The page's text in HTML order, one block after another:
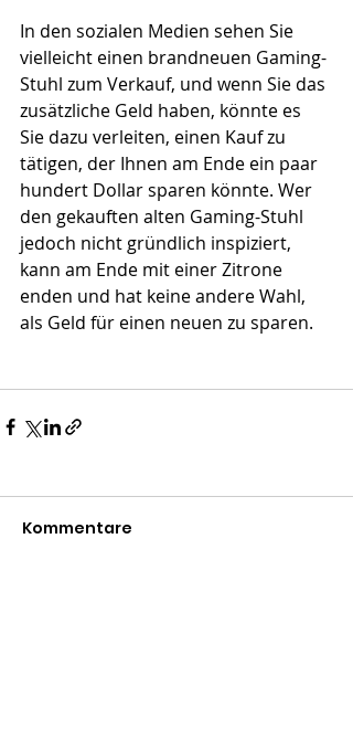
In den sozialen Medien sehen Sie
vielleicht einen brandneuen Gaming-
Stuhl zum Verkauf, und wenn Sie das
zusätzliche Geld haben, könnte es
Sie dazu verleiten, einen Kauf zu
tätigen, der Ihnen am Ende ein paar
hundert Dollar sparen könnte. Wer
den gekauften alten Gaming-Stuhl
jedoch nicht gründlich inspiziert,
kann am Ende mit einer Zitrone
enden und hat keine andere Wahl,
als Geld für einen neuen zu sparen.
Kommentare